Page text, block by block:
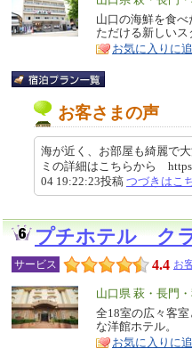
リ
ア
特
徴
山口の海鮮を食
ただける新しいス
お気に入りに
お客さまの声
海が近く、お部屋も綺麗で
ミの詳細はこちらから
04 19:22:23投稿 つづきはこ
プチホテル ク
サービス 4.4 お
エ
リ
ア
山口県 萩・長門
特
徴
全18室の広々客
な洋館ホテル。
お気に入りに